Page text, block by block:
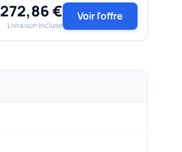
272,86 €
Livraison incluse
Voir l'offre